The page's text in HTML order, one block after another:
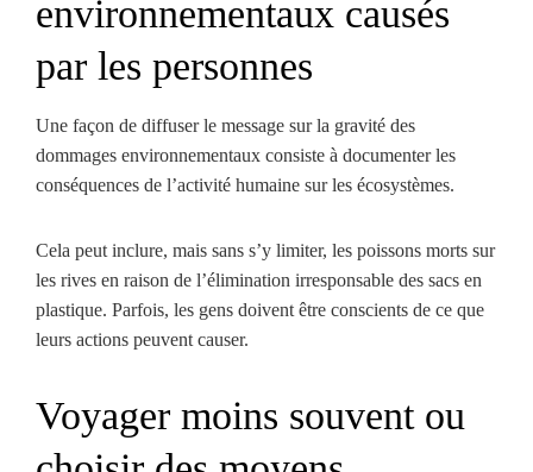
environnementaux causés
par les personnes
Une façon de diffuser le message sur la gravité des
dommages environnementaux consiste à documenter les
conséquences de l’activité humaine sur les écosystèmes.
Cela peut inclure, mais sans s’y limiter, les poissons morts sur
les rives en raison de l’élimination irresponsable des sacs en
plastique. Parfois, les gens doivent être conscients de ce que
leurs actions peuvent causer.
Voyager moins souvent ou